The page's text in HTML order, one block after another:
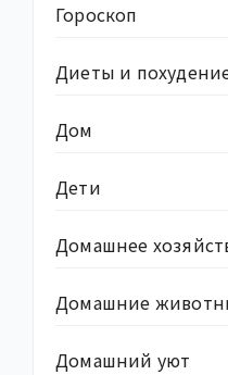
Гороскоп
Диеты и
Дом
Дети
Домашнее
Домашние
Домашний уют